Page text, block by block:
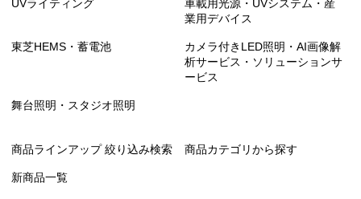
UVライティング
車載用光源・UVシステム・産
業用デバイス
東芝HEMS・蓄電池
カメラ付きLED照明・AI画像解
析サービス・ソリューションサ
ービス
舞台照明・スタジオ照明
商品ラインアップ 絞り込み検索 商品カテゴリから探す
新商品一覧